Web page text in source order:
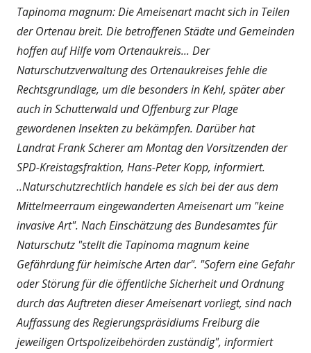
Tapinoma magnum: Die Ameisenart macht sich in Teilen
der Ortenau breit. Die betroffenen Städte und Gemeinden
hoffen auf Hilfe vom Ortenaukreis... Der
Naturschutzverwaltung des Ortenaukreises fehle die
Rechtsgrundlage, um die besonders in Kehl, später aber
auch in Schutterwald und Offenburg zur Plage
gewordenen Insekten zu bekämpfen. Darüber hat
Landrat Frank Scherer am Montag den Vorsitzenden der
SPD-Kreistagsfraktion, Hans-Peter Kopp, informiert.
..Naturschutzrechtlich handele es sich bei der aus dem
Mittelmeerraum eingewanderten Ameisenart um "keine
invasive Art". Nach Einschätzung des Bundesamtes für
Naturschutz "stellt die Tapinoma magnum keine
Gefährdung für heimische Arten dar". "Sofern eine Gefahr
oder Störung für die öffentliche Sicherheit und Ordnung
durch das Auftreten dieser Ameisenart vorliegt, sind nach
Auffassung des Regierungspräsidiums Freiburg die
jeweiligen Ortspolizeibehörden zuständig", informiert